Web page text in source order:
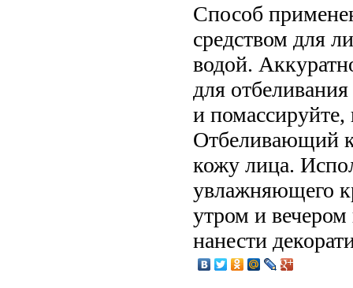
Способ
средством для
водой.
для
и помассируйте,
Отбеливающий
кожу лица.
увлажняющего
утром и
нанести